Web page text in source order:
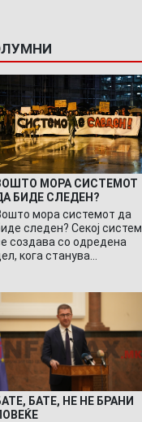
МОРА СИСТЕМОТ
БИДЕ СЛЕДЕН?
мора системот да
следен? Секој систем
создава со одредена
кога станува…
БАТЕ, НЕ НЕ БРАНИ